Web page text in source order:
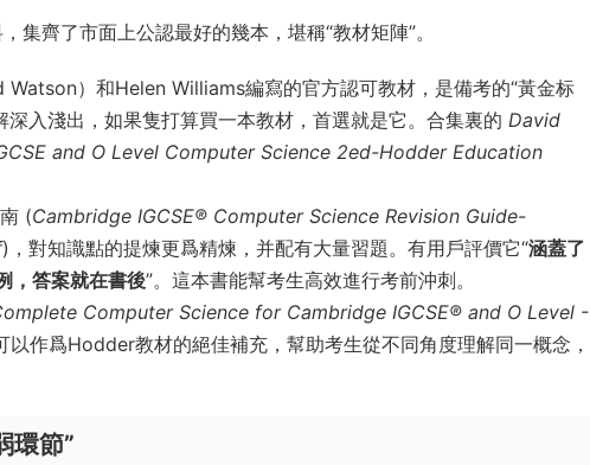
齊了市面上公認最好的幾本，堪稱“教材矩陣”。
Watson）和Helen Williams編寫的官方認可教材，是備考的“黃金标
入淺出，如果隻打算買一本教材，首選就是它。合集裏的 David
and O Level Computer Science 2ed-Hodder Education
(Cambridge IGCSE® Computer Science Revision Guide-
)，對知識點的提煉更爲精煉，并配有大量習題。有用戶評價它“涵蓋了
，答案就在書後”。這本書能幫考生高效進行考前沖刺。
Computer Science for Cambridge IGCSE® and O Level -
作爲Hodder教材的絕佳補充，幫助考生從不同角度理解同一概念，
環節”